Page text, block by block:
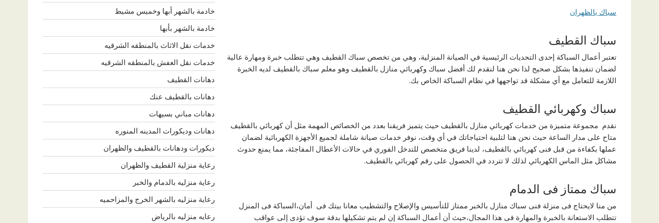
سباك بالظهران
سباك القطيف
تعتبر أعمال السباكة إحدى التحديات الرئيسية في الصيانة المنزلية، وهي من تخصص سباك القطيف وهي تتطلب خبرة ومهارة عالية
لضمان تنفيذها بشكل صحيح لذا نحن هنا لنقدم لك أفضل سباك وكهربائي منازل بالقطيف وهو معلم سباك بالقطيف لديه الخبرة
اللازمة للتعامل مع أي مشكلة قد تواجهها في نظام السباكة الخاص بك.
سباك وكهربائي القطيف
نقدم مجموعة متميزة من خدمات كهربائي منازل بالقطيف حيث يتميز فريقنا بعدد من الخصائص المهمة مثل أن كهربائي بالقطيف
متاح على مدار الساعة حيث نحن هنا لتلبية احتياجاتك في أي وقت، نوفر خدمات صيانة شاملة لجميع الأجهزة الكهربائية لضمان
عملها بكفاءة من قبل فنى كهربائي بالقطيف، لدينا فريق متخصص للتدخل الفوري في حالات الأعطال المفاجئة، مما يمنع حدوث
مشاكل مثل الماس الكهربائي لذلك لا تتردد في الحصول على رقم كهربائي بالقطيف.
سباك ممتاز فى الدمام
من منا لايحتاج فى منزلة فنى سباك منازل بالخبر ممتاز للتأسيس والإصلاح والتشطيب معانا بيتك فى أمان،السباكة فى المنزل
تتطلب الاستعانة بالخبرة والمهارة فى هذا المجال،حيث أن أعمال السباكة إن لم يتم تشكيلها بدقة سوف تؤدى إلى عواقب
خادمة بالشهر أبها وخميس مشيط
خادمة بالشهر بأبها
خدمات نقل الاثاث بالمنطقه الشرقيه
خدمات نقل العفش بالمنطقه الشرقيه
دهانات القطيف
دهانات بالقطيف عنك
دهانات مباني بسيهات
دهانات وديكورات المدينه المنوره
ديكورات ودهانات بالقطيف والظهران
رعاية منزلية القطيف والظهران
رعاية منزليه بالدمام والخبر
رعاية منزليه بالشهر الخرج والمزاحميه
رعايه منزليه بالرياض